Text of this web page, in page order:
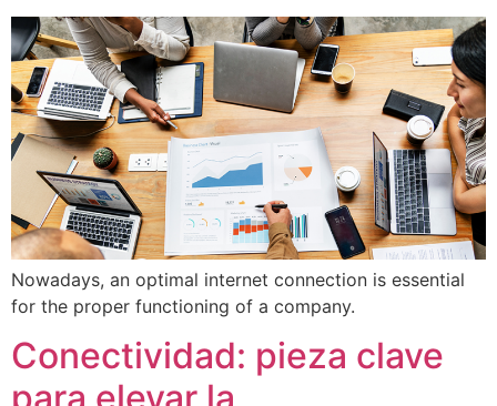
Nowadays, an optimal internet connection is essential
for the proper functioning of a company.
Conectividad: pieza clave